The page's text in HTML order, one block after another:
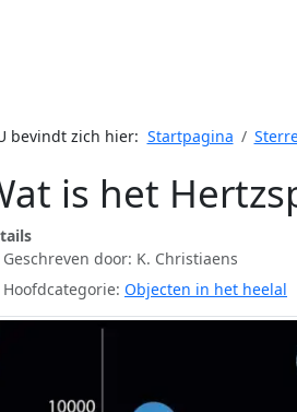
bevindt zich hier: Startpagina
is het
Geschreven door: K. Christiaens
Hoofdcategorie: Objecten in het heelal